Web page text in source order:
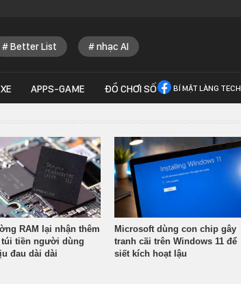
Better List nhạc AI
XE APPS-GAME ĐỒ CHƠI SỐ BÍ MẬT LÀNG TECH
RAM lại nhận thêm
tiền người dùng
đau dài dài
Microsoft dùng con chip gây
tranh cãi trên Windows 11 để
siết kích hoạt lậu